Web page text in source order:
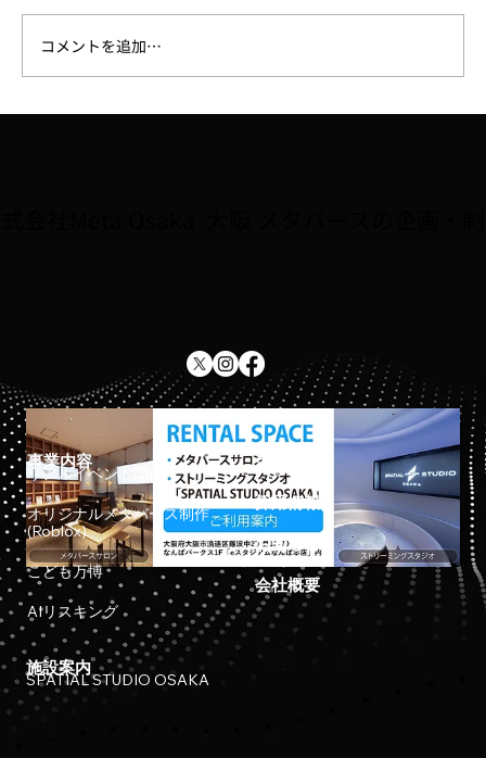
コメントを追加…
事業内容
リアルイベント開催
オリジナルメタバース制作
(Roblox)
こども万博
AIリスキング
施設案内
SPATIAL STUDIO OSAKA
ホーム
採用情報
お知らせ
会社概要